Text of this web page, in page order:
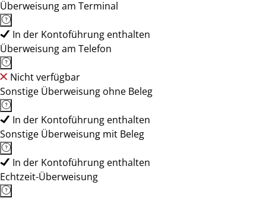
Überweisung am Terminal
In der Kontoführung enthalten
Überweisung am Telefon
Nicht verfügbar
Sonstige Überweisung ohne Beleg
In der Kontoführung enthalten
Sonstige Überweisung mit Beleg
In der Kontoführung enthalten
Echtzeit-Überweisung